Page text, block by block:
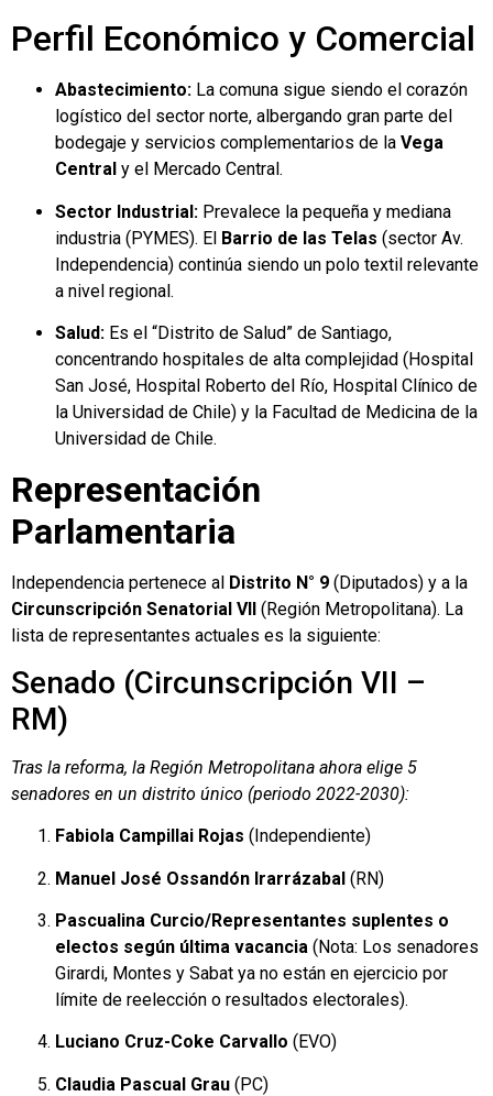
Perfil Económico y Comercial
Abastecimiento: La comuna sigue siendo el corazón
logístico del sector norte, albergando gran parte del
bodegaje y servicios complementarios de la Vega
Central y el Mercado Central.
Sector Industrial: Prevalece la pequeña y mediana
industria (PYMES). El Barrio de las Telas (sector Av.
Independencia) continúa siendo un polo textil relevante
a nivel regional.
Salud: Es el “Distrito de Salud” de Santiago,
concentrando hospitales de alta complejidad (Hospital
San José, Hospital Roberto del Río, Hospital Clínico de
la Universidad de Chile) y la Facultad de Medicina de la
Universidad de Chile.
Representación
Parlamentaria
Independencia pertenece al Distrito N° 9 (Diputados) y a la
Circunscripción Senatorial VII (Región Metropolitana). La
lista de representantes actuales es la siguiente:
Senado (Circunscripción VII –
RM)
Tras la reforma, la Región Metropolitana ahora elige 5
senadores en un distrito único (periodo 2022-2030):
Fabiola Campillai Rojas (Independiente)
Manuel José Ossandón Irarrázabal (RN)
Pascualina Curcio/Representantes suplentes o
electos según última vacancia (Nota: Los senadores
Girardi, Montes y Sabat ya no están en ejercicio por
límite de reelección o resultados electorales).
Luciano Cruz-Coke Carvallo (EVO)
Claudia Pascual Grau (PC)